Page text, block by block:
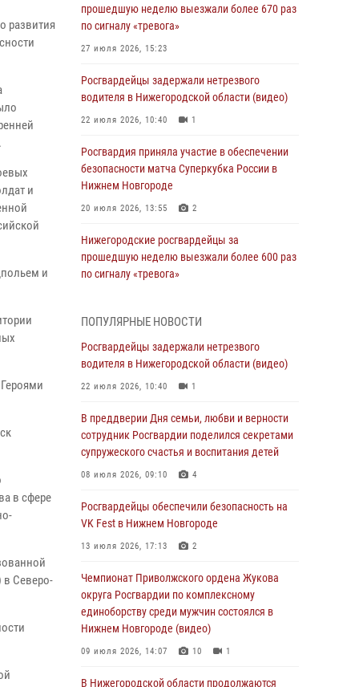
развития
и
и
в сфере
в Северо-
прошедшую неделю выезжали более 670 раз
по сигналу «тревога»
27 июля 2026, 15:23
Росгвардейцы задержали нетрезвого
водителя в Нижегородской области (видео)
22 июля 2026, 10:40 1
Росгвардия приняла участие в обеспечении
безопасности матча Суперкубка России в
Нижнем Новгороде
20 июля 2026, 13:55 2
Нижегородские росгвардейцы за
прошедшую неделю выезжали более 600 раз
по сигналу «тревога»
В Нижегородской области сотрудники
Росгвардии «по горячим следам» задержали
правонарушителя за стрельбу
17 июля 2026, 05:17
В Нижегородской области продолжаются
мероприятия в рамках всероссийской
ведомственной акции «Каникулы с
Росгвардейцы обеспечили безопасность на
VK Fest в Нижнем Новгороде
Нижегородские росгвардейцы за
прошедшую неделю выезжали более 750 раз
по сигналу «тревога»
13 июля 2026, 06:45
Росгвардейцы предотвратили серию краж в
ПОПУЛЯРНЫЕ НОВОСТИ
Росгвардейцы задержали нетрезвого
водителя в Нижегородской области (видео)
22 июля 2026, 10:40 1
В преддверии Дня семьи, любви и верности
сотрудник Росгвардии поделился секретами
супружеского счастья и воспитания детей
08 июля 2026, 09:10 4
Росгвардейцы обеспечили безопасность на
VK Fest в Нижнем Новгороде
13 июля 2026, 17:13 2
Чемпионат Приволжского ордена Жукова
округа Росгвардии по комплексному
единоборству среди мужчин состоялся в
Нижнем Новгороде (видео)
09 июля 2026, 14:07 10 1
В Нижегородской области продолжаются